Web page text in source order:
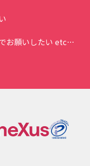
お願いしたい etc…